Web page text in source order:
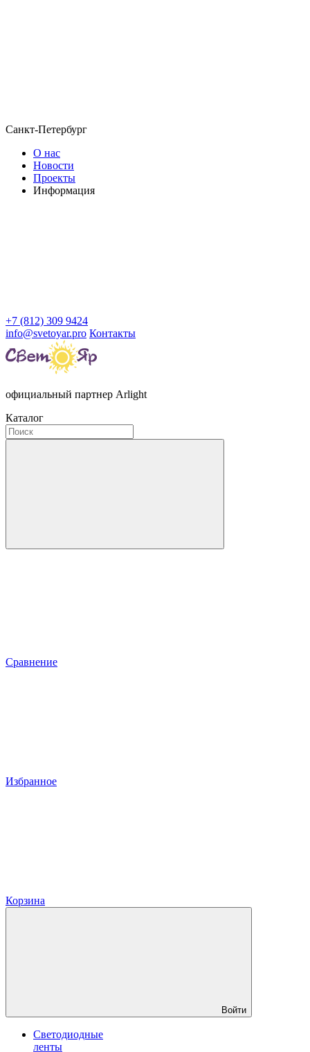
Санкт-Петербург
О нас
Новости
Проекты
Информация
+7 (812) 309 9424
info@svetoyar.pro Контакты
официальный партнер Arlight
Каталог
Сравнение
Избранное
Корзина
Войти
Светодиодные
ленты